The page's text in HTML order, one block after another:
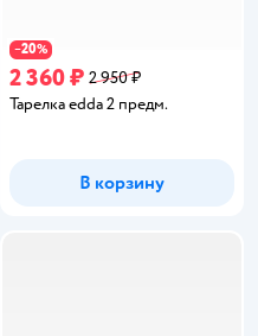
−20%
2 360 ₽ 2 950 ₽
Тарелка edda 2 предм.
В корзину